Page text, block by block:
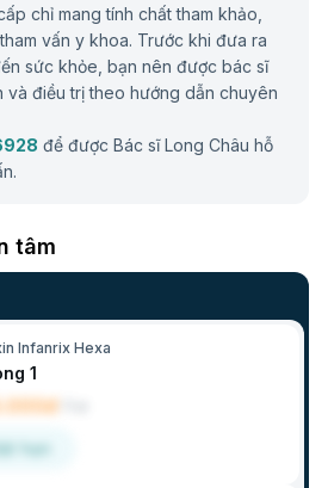
chỉ mang tính chất tham khảo,
vấn y khoa. Trước khi đưa ra
sức khỏe, bạn nên được bác sĩ
và điều trị theo hướng dẫn chuyên
để được Bác sĩ Long Châu hỗ
tâm
Infanrix Hexa
1
hẹn